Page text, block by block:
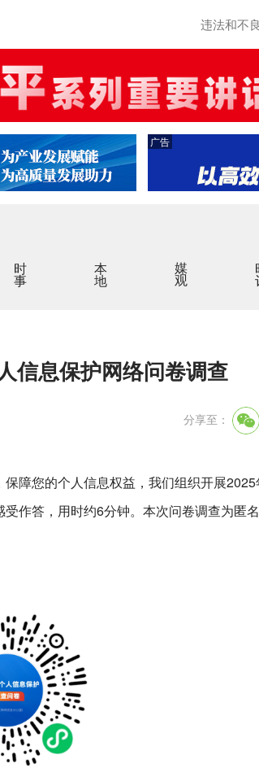
违法和不
广告
时事 本地 媒观
信息保护网络问卷调查
分享至：
障您的个人信息权益，我们组织开展
作答，用时约6分钟。本次问卷调查为匿